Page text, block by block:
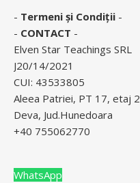
- Termeni și Condiții -
- CONTACT -
Elven Star Teachings SRL
J20/14/2021
CUI: 43533805
Aleea Patriei, PT 17, etaj 2
Deva, Jud.Hunedoara
+40 755062770
WhatsApp